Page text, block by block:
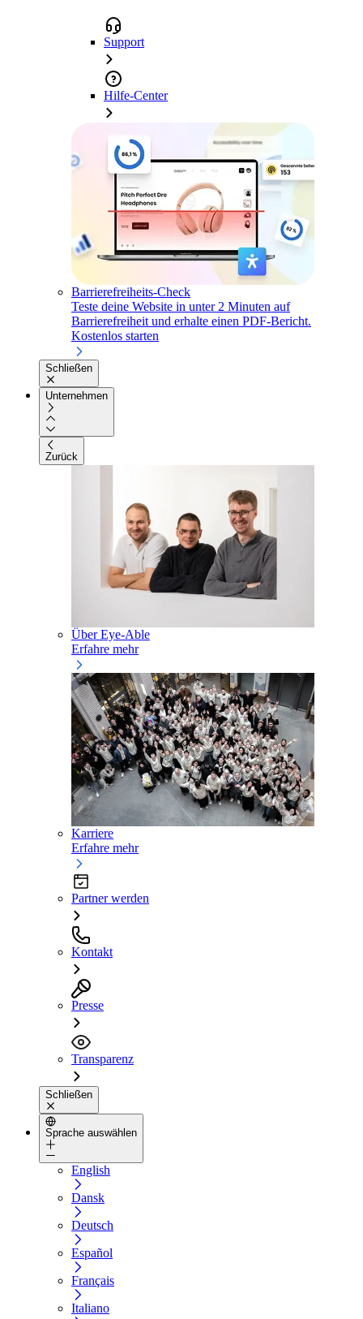
Support
Hilfe-Center
Barrierefreiheits-Check
Teste deine Website in unter 2 Minuten auf
Barrierefreiheit und erhalte einen PDF-Bericht.
Kostenlos starten
Schließen
Unternehmen
Zurück
Über Eye-Able
Erfahre mehr
Karriere
Erfahre mehr
Partner werden
Kontakt
Presse
Transparenz
Schließen
Sprache auswählen
English
Dansk
Deutsch
Español
Français
Italiano